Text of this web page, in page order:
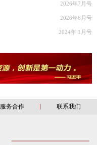
2026年7月号
2026年6月号
2024年 1月号
服务合作 联系我们